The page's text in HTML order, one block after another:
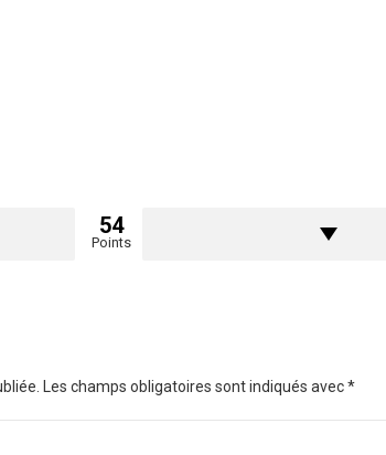
54
Points
Les champs obligatoires sont indiqués avec*